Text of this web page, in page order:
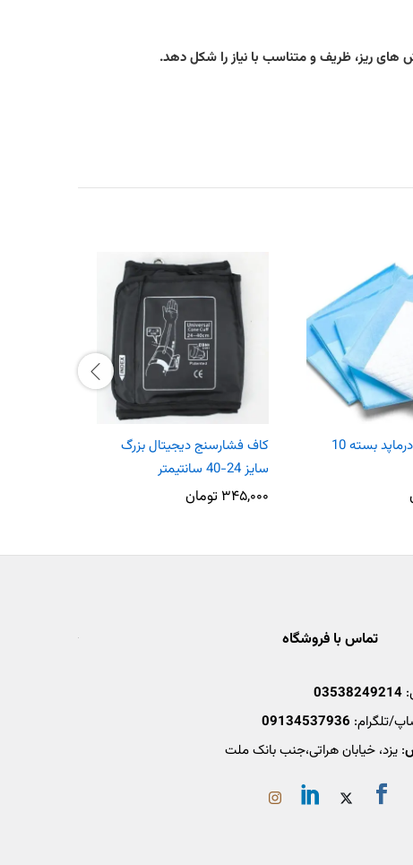
ریز، ظریف و متناسب با نیاز را شکل دهد.
زیرانداز بیمار درماپد بسته 10
کاف فشارسنج دیجیتال بزرگ
سایز 24-40 سانتیمتر
۳۴۵,۰۰۰ تومان
تماس با فروشگاه
03538249214
تلگرام: 09134537936
: یزد، خیابان هراتی،جنب بانک ملت